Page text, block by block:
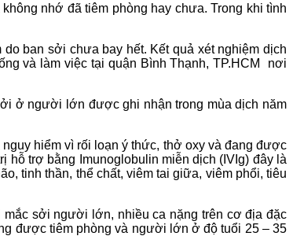
nhớ đã tiêm phòng hay chưa. Trong khi tình
ban sởi chưa bay hết. Kết quả xét nghiệm dịch
và làm việc tại quận Bình Thạnh, TP.HCM nơi
ở người lớn được ghi nhận trong mùa dịch năm
hiểm vì rối loạn ý thức, thở oxy và đang được
trợ bằng Imunoglobulin miễn dịch (IVIg) đây là
tinh thần, thể chất, viêm tai giữa, viêm phổi, tiêu
sởi người lớn, nhiều ca nặng trên cơ địa đặc
được tiêm phòng và người lớn ở độ tuổi 25 – 35